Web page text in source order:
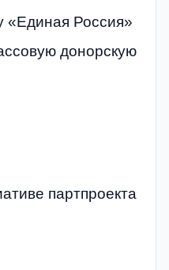
«Единая Россия»
донорскую
партпроекта